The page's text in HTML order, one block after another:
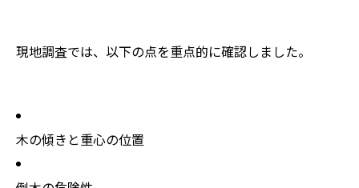
現地調査では、以下の点を重点的に確認しました。
木の傾きと重心の位置